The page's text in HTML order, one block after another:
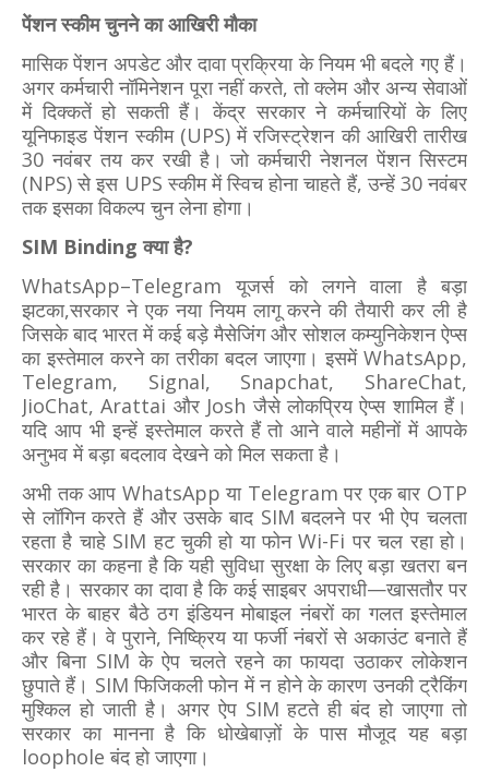
पेंशन स्‍कीम चुनने का आखिरी मौका
मासिक पेंशन अपडेट और दावा प्रक्रिया के नियम भी बदले गए हैं।
अगर कर्मचारी नॉमिनेशन पूरा नहीं करते, तो क्लेम और अन्य सेवाओं
में दिक्कतें हो सकती हैं। केंद्र सरकार ने कर्मचारियों के लिए
यूनिफाइड पेंशन स्कीम (UPS) में रजिस्ट्रेशन की आखिरी तारीख
30 नवंबर तय कर रखी है। जो कर्मचारी नेशनल पेंशन सिस्टम
(NPS) से इस UPS स्कीम में स्विच होना चाहते हैं, उन्हें 30 नवंबर
तक इसका विकल्प चुन लेना होगा।
SIM Binding क्या है?
WhatsApp–Telegram यूजर्स को लगने वाला है बड़ा
झटका,सरकार ने एक नया नियम लागू करने की तैयारी कर ली है
जिसके बाद भारत में कई बड़े मैसेजिंग और सोशल कम्युनिकेशन ऐप्स
का इस्तेमाल करने का तरीका बदल जाएगा। इसमें WhatsApp,
Telegram, Signal, Snapchat, ShareChat,
JioChat, Arattai और Josh जैसे लोकप्रिय ऐप्स शामिल हैं।
यदि आप भी इन्हें इस्तेमाल करते हैं तो आने वाले महीनों में आपके
अनुभव में बड़ा बदलाव देखने को मिल सकता है।
अभी तक आप WhatsApp या Telegram पर एक बार OTP
से लॉगिन करते हैं और उसके बाद SIM बदलने पर भी ऐप चलता
रहता है चाहे SIM हट चुकी हो या फोन Wi-Fi पर चल रहा हो।
सरकार का कहना है कि यही सुविधा सुरक्षा के लिए बड़ा खतरा बन
रही है। सरकार का दावा है कि कई साइबर अपराधी—खासतौर पर
भारत के बाहर बैठे ठग इंडियन मोबाइल नंबरों का गलत इस्तेमाल
कर रहे हैं। वे पुराने, निष्क्रिय या फर्जी नंबरों से अकाउंट बनाते हैं
और बिना SIM के ऐप चलते रहने का फायदा उठाकर लोकेशन
छुपाते हैं। SIM फिजिकली फोन में न होने के कारण उनकी ट्रैकिंग
मुश्किल हो जाती है। अगर ऐप SIM हटते ही बंद हो जाएगा तो
सरकार का मानना है कि धोखेबाज़ों के पास मौजूद यह बड़ा
loophole बंद हो जाएगा।